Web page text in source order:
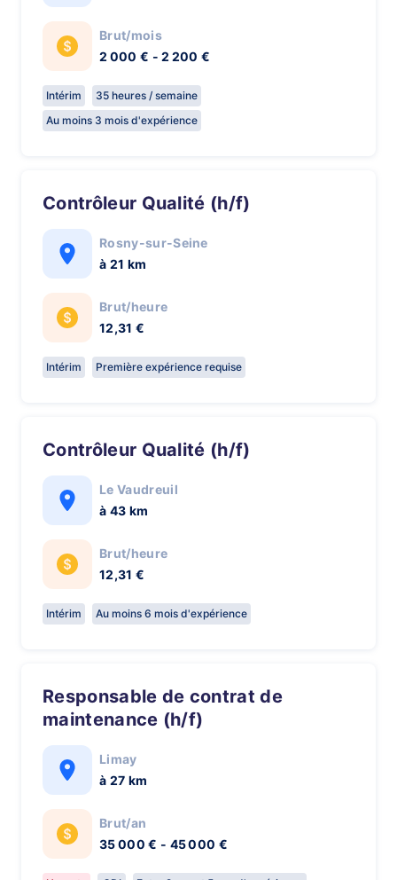
Brut/mois
2 000 € - 2 200 €
Intérim
35 heures / semaine
Au moins 3 mois d'expérience
Contrôleur Qualité (h/f)
Rosny-sur-Seine
à 21 km
Brut/heure
12,31 €
Intérim Première expérience requise
Contrôleur Qualité (h/f)
Le Vaudreuil
à 43 km
Brut/heure
12,31 €
Intérim Au moins 6 mois d'expérience
Responsable de contrat de
maintenance (h/f)
Limay
à 27 km
Brut/an
35 000 € - 45 000 €